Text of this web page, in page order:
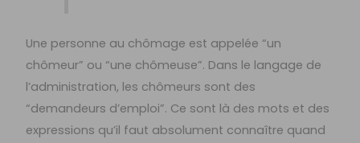
Une personne au chômage est appelée “un
chômeur” ou “une chômeuse”. Dans le langage de
l’administration, les chômeurs sont des
“demandeurs d’emploi”. Ce sont là des mots et des
expressions qu’il faut absolument connaître quand